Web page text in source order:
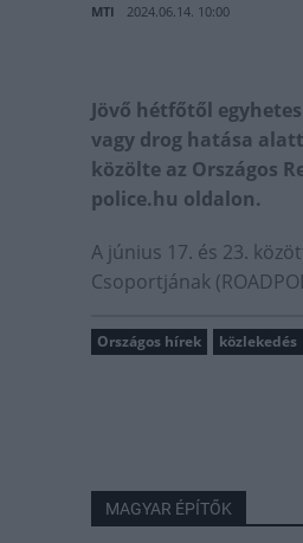
MTI 2024.06.14. 10:00
Jövő hétfőtől
vagy drog hatása
közölte az Országos
police.hu oldalon.
A június 17. és 23.
Csoportjának
Országos hírek közlekedés
MAGYAR ÉPÍTŐK